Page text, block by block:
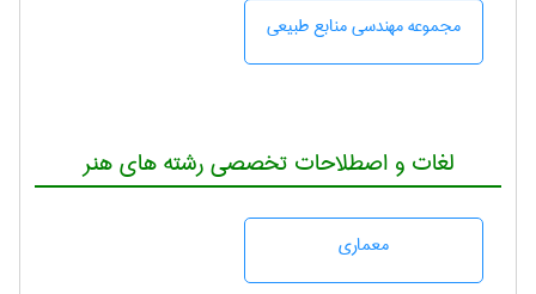
مجموعه مهندسی منابع طبيعی
لغات و اصطلاحات تخصصی رشته های هنر
معماری